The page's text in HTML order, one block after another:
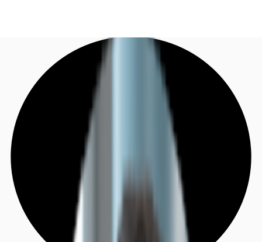
Investieren
Marktinformationen
Ihre Ansprechpartner
Jetzt anrufen Kontaktieren Sie uns